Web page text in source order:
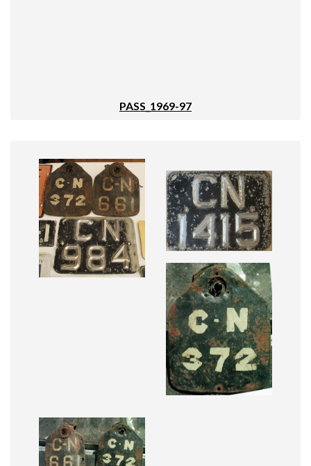
PASS_1969-97